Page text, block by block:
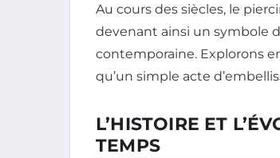
Au cours des siècles, le
devenant ainsi un symbole
contemporaine. Explorons
qu’un simple acte
L’HISTOIRE ET
TEMPS